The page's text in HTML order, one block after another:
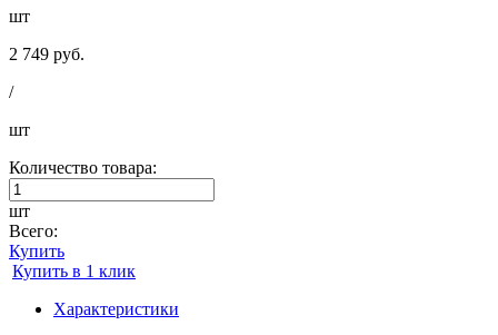
шт
2 749 руб.
/
шт
Количество товара:
шт
Всего:
Купить
Купить в 1 клик
Характеристики